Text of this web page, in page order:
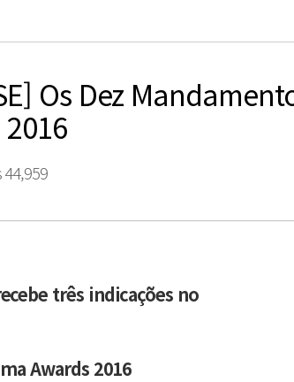
Os Dez
44,959
três indicações no
Awards 2016